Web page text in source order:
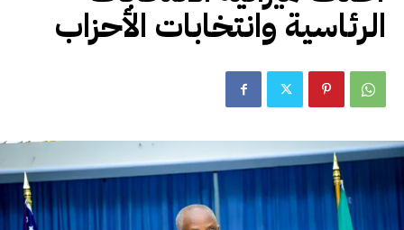
الأفريقي
الرئاسية وانتخابات الأحزاب